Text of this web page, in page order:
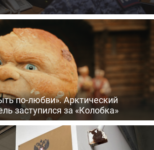
по-любви». Арктический
заступился за «Колобка»